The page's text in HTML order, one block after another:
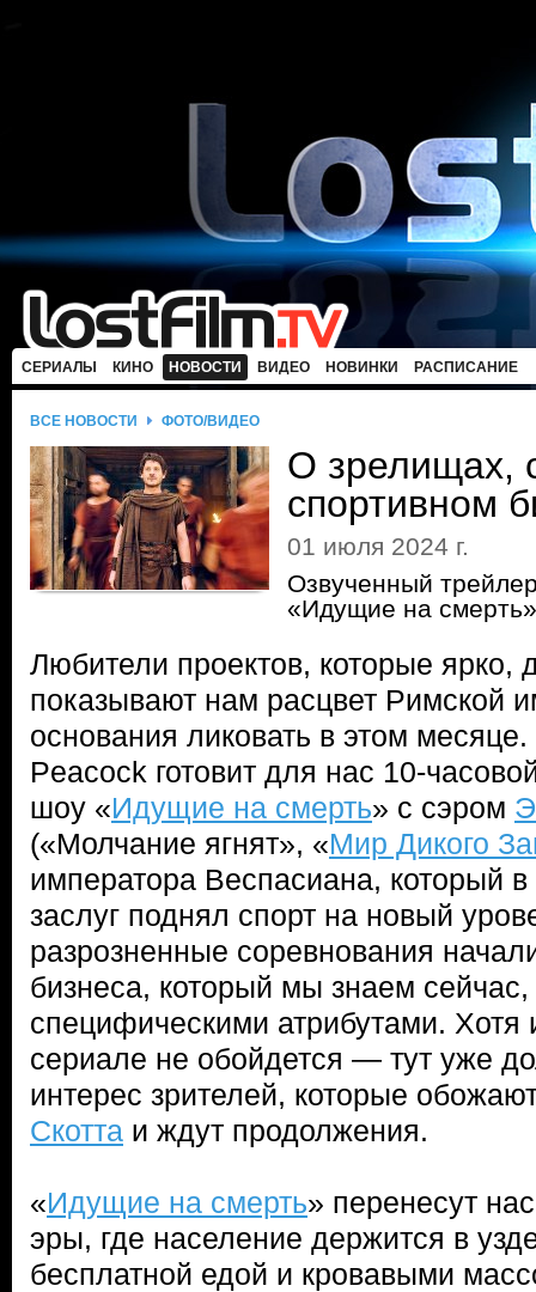
СЕРИАЛЫ КИНО НОВОСТИ ВИДЕО НОВИНКИ РАСПИСАНИЕ
ВСЕ НОВОСТИ ФОТО/ВИДЕО
О зрелищах,
спортивном
01 июля 2024 г.
Озвученный
«Идущие на смерть»
Любители проектов, которые ярко,
показывают нам расцвет Римской
основания ликовать в этом
Peacock готовит для нас 10-
шоу «Идущие на смерть» с сэром
(«Молчание ягнят», «Мир Дикого
императора Веспасиана, который
заслуг поднял спорт на новый
разрозненные соревнования
бизнеса, который мы знаем сейчас,
специфическими атрибутами. Хотя
сериале не обойдется — тут уже
интерес зрителей, которые
Скотта и ждут продолжения.
«Идущие на смерть» перенесут
эры, где население держится в
бесплатной едой и кровавыми